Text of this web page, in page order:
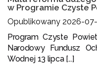
w Programie Czyste
Opublikowany 2026-
Program Czyste
Narodowy Fundusz
Wodnej 13 lipca [...]